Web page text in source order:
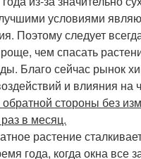
условиями
Поэтому следует
чем спасать
Благо сейчас рынок
и влияния
стороны без
в месяц.
растение
года, когда окна все